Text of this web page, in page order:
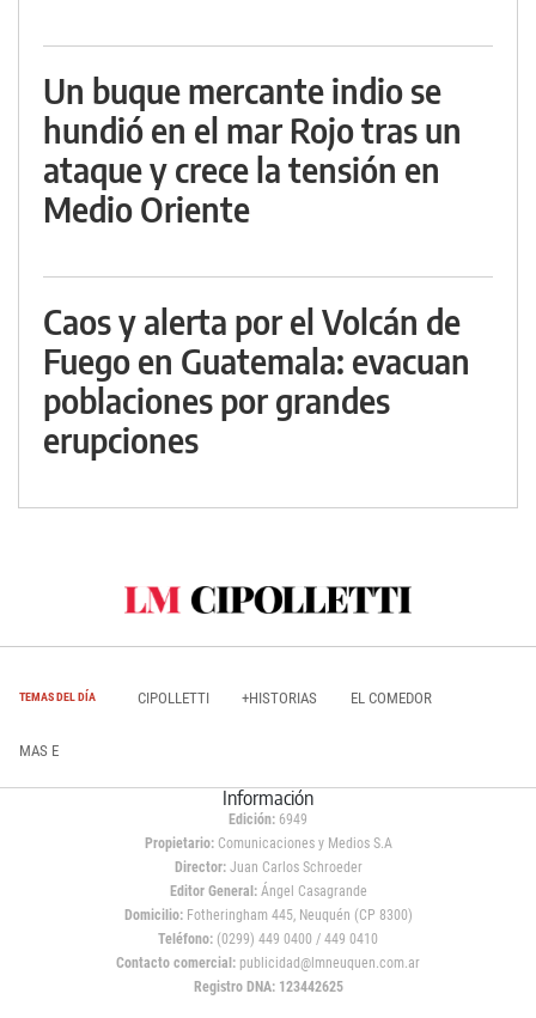
Un buque mercante indio se
hundió en el mar Rojo tras un
ataque y crece la tensión en
Medio Oriente
Caos y alerta por el Volcán de
Fuego en Guatemala: evacuan
poblaciones por grandes
erupciones
TEMAS DEL DÍA CIPOLLETTI +HISTORIAS EL COMEDOR
MAS E
Información
Edición: 6949
Propietario:Comunicaciones y Medios S.A
Director: Juan Carlos Schroeder
Editor General:Ángel Casagrande
Domicilio:Fotheringham 445, Neuquén (CP 8300)
Teléfono: (0299) 449 0400 / 449 0410
Contacto comercial: publicidad@lmneuquen.com.ar
Registro DNA: 123442625